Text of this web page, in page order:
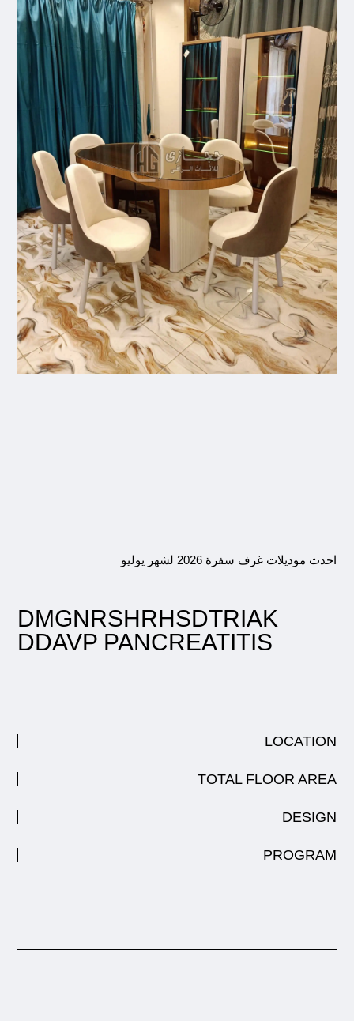
احدث موديلات غرف سفرة 2026 لشهر يوليو
DMGNRSHRHSDTRIAK
DDAVP PANCREATITIS
LOCATION
TOTAL FLOOR AREA
DESIGN
PROGRAM